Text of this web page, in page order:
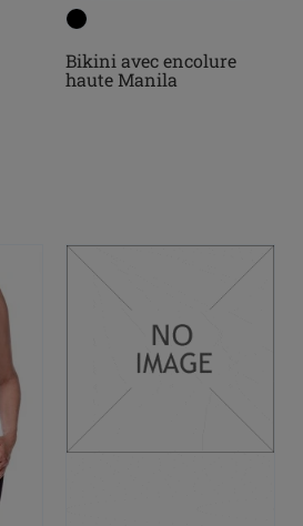
Bikini avec encolure
haute Manila